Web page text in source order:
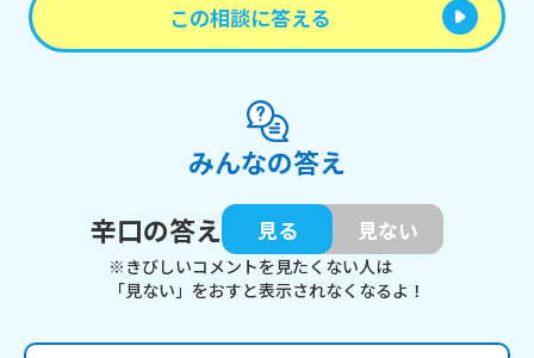
この相談に答える
みんなの答え
辛口の答え
見る 見ない
※きびしいコメントを見たくない人は
「見ない」をおすと表示されなくなるよ！